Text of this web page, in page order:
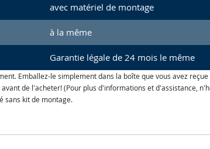
avec matériel de montage
à la même
Garantie légale de 24 mois le même
Emballez-le simplement dans la boîte que vous avez
de l'acheter! (Pour plus d'informations et d'assistance,
sans kit de montage.